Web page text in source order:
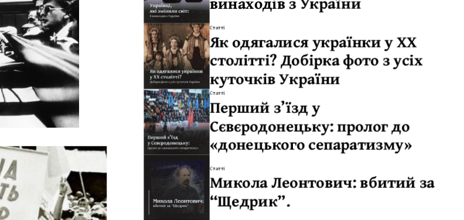
Статті
Як одягалися українки у XX
столітті? Добірка фото з усіх
куточків України
Статті
Перший з’їзд у
Сєвєродонецьку: пролог до
«донецького сепаратизму»
Статті
Микола Леонтович: вбитий за
“Щедрик”.